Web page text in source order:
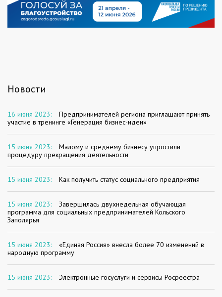
Новости
16 июня 2023:
Предпринимателей региона приглашают принять
участие в тренинге «Генерация бизнес-идеи»
15 июня 2023:
Малому и среднему бизнесу упростили
процедуру прекращения деятельности
15 июня 2023: Как получить статус социального предприятия
15 июня 2023:
Завершилась двухнедельная обучающая
программа для социальных предпринимателей Кольского
Заполярья
15 июня 2023:
«Единая Россия» внесла более 70 изменений в
народную программу
15 июня 2023: Электронные госуслуги и сервисы Росреестра